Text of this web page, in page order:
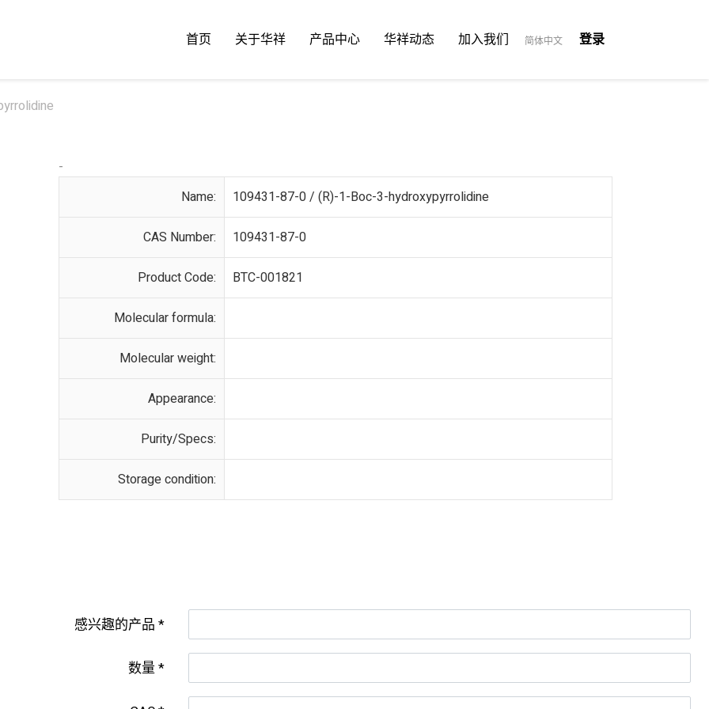
首页 关于华祥 产品中心 华祥动态 加入我们 简体中文 登录
-
Name:
109431-87-0 / (R)-1-Boc-3-hydroxypyrrolidine
CAS Number: 109431-87-0
Product Code: BTC-001821
Molecular formula:
Molecular weight:
Appearance:
Purity/Specs:
Storage condition:
感兴趣的产品
数量